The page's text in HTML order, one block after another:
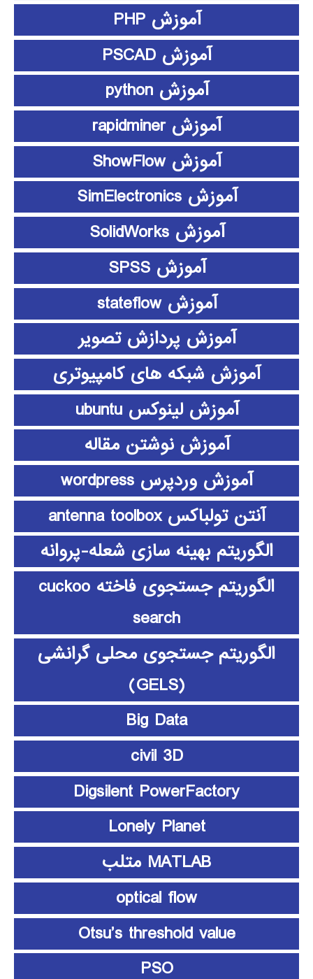
آموزش PHP
آموزش PSCAD
آموزش python
آموزش rapidminer
آموزش ShowFlow
آموزش SimElectronics
آموزش SolidWorks
آموزش SPSS
آموزش stateflow
آموزش پردازش تصویر
آموزش شبکه های کامپیوتری
آموزش لینوکس ubuntu
آموزش نوشتن مقاله
آموزش وردپرس wordpress
آنتن تولباکس antenna toolbox
الگوریتم بهینه سازی شعله-پروانه
الگوریتم جستجوی فاخته cuckoo
search
الگوریتم جستجوی محلی گرانشی
(GELS)
Big Data
civil 3D
Digsilent PowerFactory
Lonely Planet
MATLAB متلب
optical flow
Otsu’s threshold value
PSO